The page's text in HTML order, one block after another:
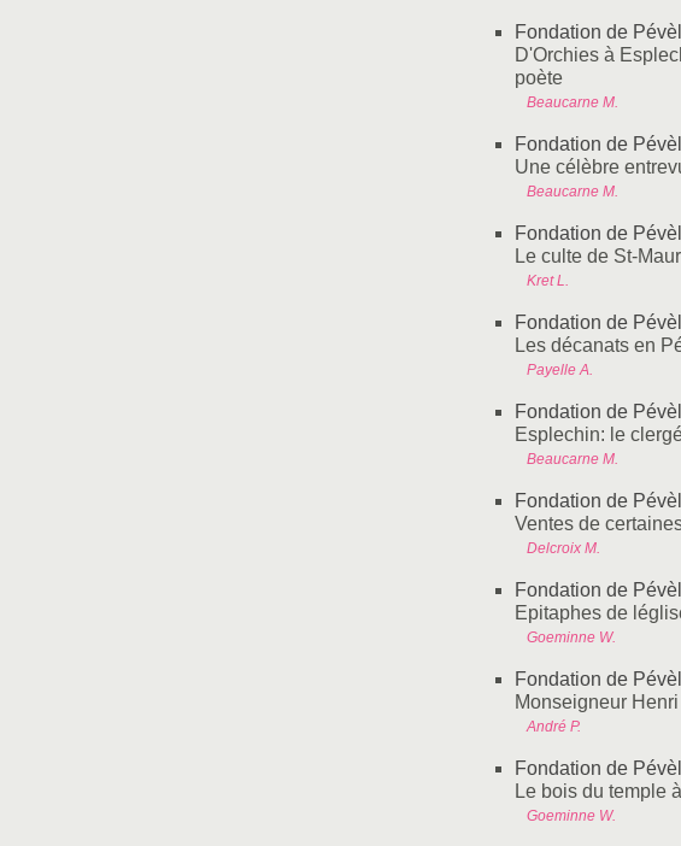
Fondation de
D'Orchies à
poète
Beaucarne M.
Fondation de
Une célèbre
Beaucarne M.
Fondation de
Le culte de St-
Kret L.
Fondation de
Les décanats en
Payelle A.
Fondation de
Esplechin: le
Beaucarne M.
Fondation de
Ventes de
Delcroix M.
Fondation de
Epitaphes de
Goeminne W.
Fondation de
Monseigneur
André P.
Fondation de
Le bois du temple
Goeminne W.